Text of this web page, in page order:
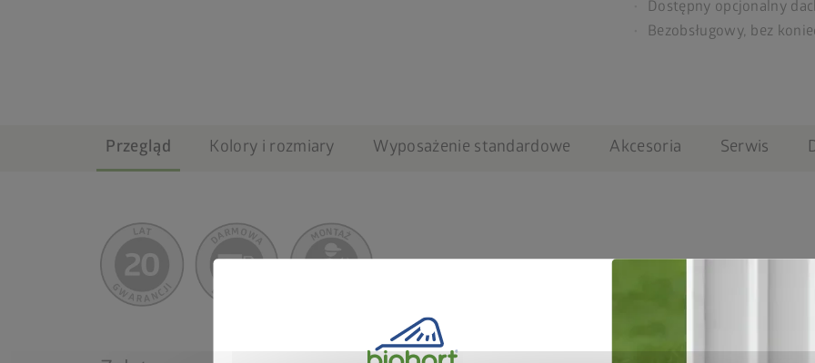
Dostępny opcjonalny
Bezobsługowy, bez
Przegląd Kolory i rozmiary Wyposażenie standardowe Akcesoria Serwis